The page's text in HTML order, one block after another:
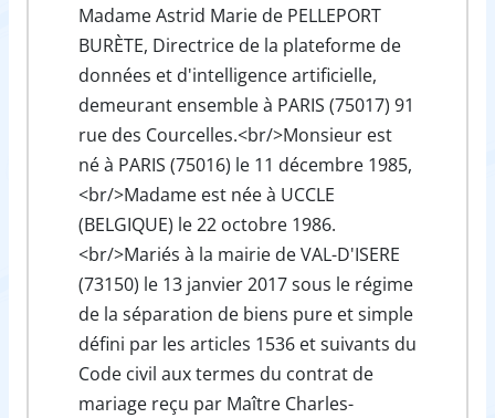
Madame Astrid Marie de PELLEPORT
BURÈTE, Directrice de la plateforme de
données et d'intelligence artificielle,
demeurant ensemble à PARIS (75017) 91
rue des Courcelles.<br/>Monsieur est
né à PARIS (75016) le 11 décembre 1985,
<br/>Madame est née à UCCLE
(BELGIQUE) le 22 octobre 1986.
<br/>Mariés à la mairie de VAL-D'ISERE
(73150) le 13 janvier 2017 sous le régime
de la séparation de biens pure et simple
défini par les articles 1536 et suivants du
Code civil aux termes du contrat de
mariage reçu par Maître Charles-